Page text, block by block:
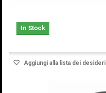
In Stock
Aggiungi alla lista dei desideri